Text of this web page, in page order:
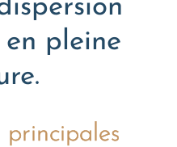
pleine
principales